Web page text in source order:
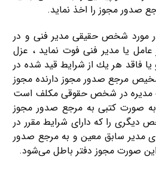
صدور مجوز را اخذ نماید.
كه در مورد شخص حقیقی مدیر فنی و در
یا مدیر فنی فوت نماید ، عزل
فاقد هر یك از شرایط قید شده در
مرجع صدور مجوز دارنده مجوز
در شخص حقوقی مکلف است
صورت كتبی به مرجع صدور مجوز
دیگری را كه دارای شرایط مقرر در
مدیر سابق معین و به مرجع صدور
این صورت مجوز دفتر باطل می‌شود.